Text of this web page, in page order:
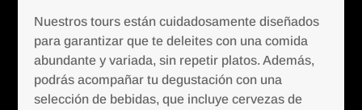
Nuestros tours están cuidadosamente diseñados
para garantizar que te deleites con una comida
abundante y variada, sin repetir platos. Además,
podrás acompañar tu degustación con una
selección de bebidas, que incluye cervezas de